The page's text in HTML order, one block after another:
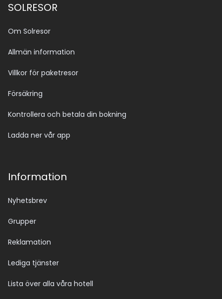
SOLRESOR
Om Solresor
Allmän information
Villkor för paketresor
Försäkring
Kontrollera och betala din bokning
Ladda ner vår app
Information
Nyhetsbrev
Grupper
Reklamation
Lediga tjänster
Lista över alla våra hotell